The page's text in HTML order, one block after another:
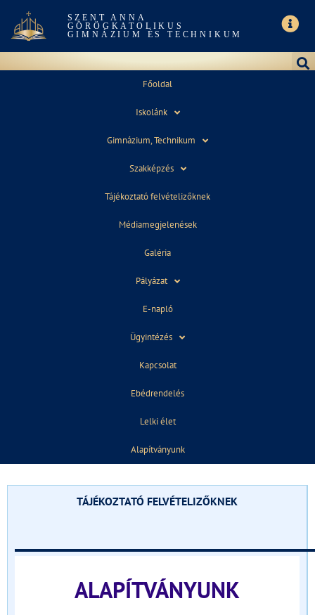
SZENT ANNA
GÖRÖGKATOLIKUS
GIMNÁZIUM ÉS TECHNIKUM
Főoldal
Iskolánk
Gimnázium, Technikum
Szakképzés
Tájékoztató felvételizőknek
Médiamegjelenések
Galéria
Pályázat
E-napló
Ügyintézés
Kapcsolat
Ebédrendelés
Lelki élet
Alapítványunk
HATÁRTALANUL PROGRAM – KÁRPÁTALJA,
program keretében Kárpátaljára látogatnak.
08:22
Fenntarthatósági Témahét 2019 DIGITÁLIS TURIZMUS az iskolában
TÁJÉKOZTATÓ FELVÉTELIZŐKNEK
ALAPÍTVÁNYUNK